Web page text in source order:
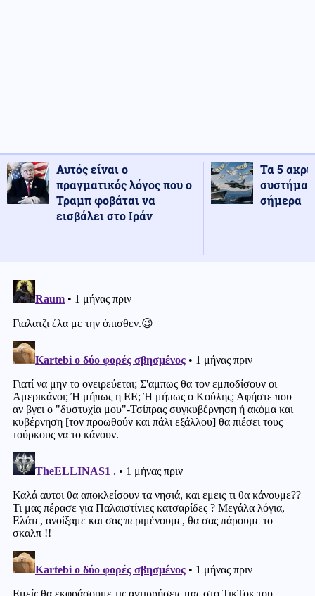
Αυτός είναι ο
πραγματικός λόγος που ο
Τραμπ φοβάται να
εισβάλει στο Ιράν
Τα 5
σήμερα